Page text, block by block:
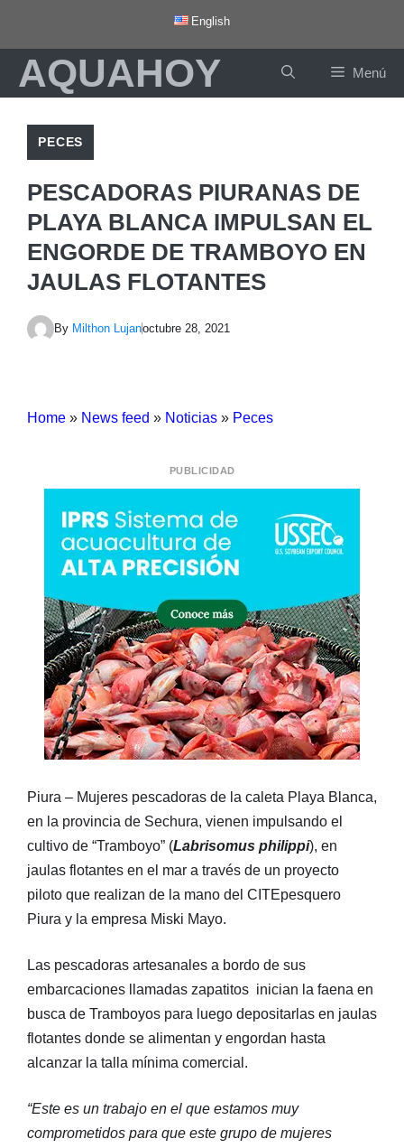
contenido
English
AQUAHOY Menú
PECES
PESCADORAS PIURANAS DE
PLAYA BLANCA IMPULSAN EL
ENGORDE DE TRAMBOYO EN
JAULAS FLOTANTES
By Milthon Lujanoctubre 28, 2021
Home » News feed » Noticias » Peces
PUBLICIDAD
Piura – Mujeres pescadoras de la caleta Playa Blanca,
en la provincia de Sechura, vienen impulsando el
cultivo de “Tramboyo” (Labrisomus philippi), en
jaulas flotantes en el mar a través de un proyecto
piloto que realizan de la mano del CITEpesquero
Piura y la empresa Miski Mayo.
Las pescadoras artesanales a bordo de sus
embarcaciones llamadas zapatitos inician la faena en
busca de Tramboyos para luego depositarlas en jaulas
flotantes donde se alimentan y engordan hasta
alcanzar la talla mínima comercial.
“Este es un trabajo en el que estamos muy
comprometidos para que este grupo de mujeres